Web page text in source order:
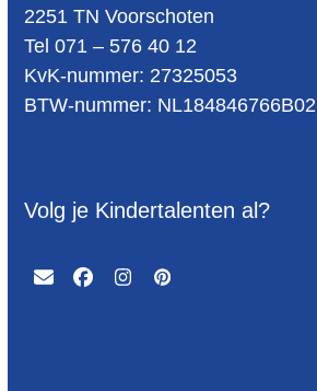
2251 TN Voorschoten
Tel 071 – 576 40 12
KvK-nummer: 27325053
BTW-num­mer: NL184846766B02
Volg je Kindertalenten al?
EmailFacebook
Instagram
Pinterest